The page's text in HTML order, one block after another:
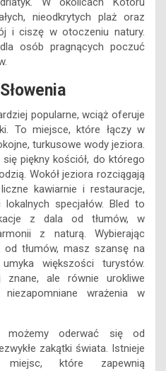
nieodkrytych plaż oraz
i ciszę w otoczeniu natury.
osób pragnących poczuć
popularne, wciąż oferuje
To miejsce, które łączy w
turkusowe wody jeziora.
piękny kościół, do którego
Wokół jeziora rozciągają
kawiarnie i restauracje,
specjałów. Bled to
z dala od tłumów, w
z naturą. Wybierając
tłumów, masz szansę na
większości turystów.
ale równie urokliwe
wrażenia w
oderwać się od
zakątki świata. Istnieje
miejsc, które zapewnią